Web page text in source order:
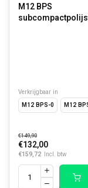
M12 BPS
Verkrijgbaar in
M12 BPS-0
M12
€149,90
€132,00
€159,72 Incl. btw